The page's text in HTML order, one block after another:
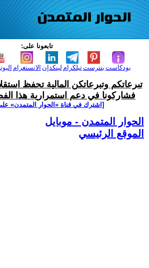
تابعونا على:
الانستغرام لينكدإن تيلكرامبنترست بودكاست
تبرعاتكم وتبرعاتكن المالية تحفظ
فشاركونا في دعم استمرارية هذا
[اشترك في قناة ‫«الحوار المتمدن»
الحوار المتمدن - موبايل
الموقع الرئيسي